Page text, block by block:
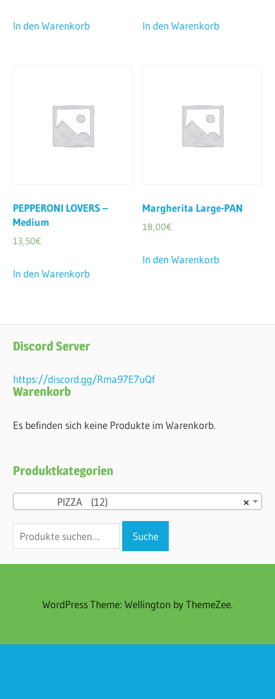
In den Warenkorb In den Warenkorb
PEPPERONI LOVERS –
Medium
13,50€
In den Warenkorb
Margherita Large-PAN
18,00€
In den Warenkorb
Discord Server
https://discord.gg/Rma97E7uQf
Warenkorb
Es befinden sich keine Produkte im Warenkorb.
Produktkategorien
×
PIZZA (12)
nach:
Suche
WordPress Theme: Wellington by ThemeZee.